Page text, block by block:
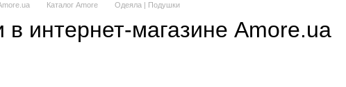
Каталог Amore Одеяла | Подушки
интернет-магазине Amore.ua